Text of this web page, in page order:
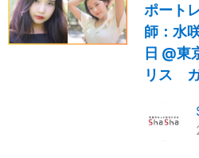
ポート
師：水
日 @東
リス